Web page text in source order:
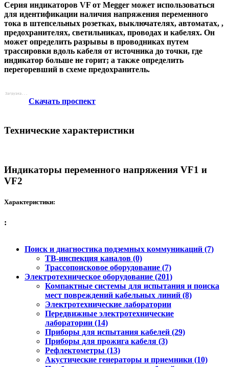
Серия индикаторов VF от Megger может использоваться
для идентификации наличия напряжения переменного
тока в штепсельных розетках, выключателях, автоматах, ,
предохранителях, светильниках, проводах и кабелях. Он
может определить разрывы в проводниках путем
трассировки вдоль кабеля от источника до точки, где
индикатор больше не горит; а также определить
перегоревший в схеме предохранитель.
Скачать проспект
Технические характеристики
Индикаторы переменного напряжения VF1 и
VF2
Характеристики:
:
Поиск и диагностика подземных коммуникаций (7)
ТВ-инспекция каналов (0)
Трассопоисковое оборудование (7)
Электротехническое оборудование (201)
Компактные системы для испытания и поиска
мест повреждений кабельных линий (8)
Электротехнические лаборатории
Передвижные электротехнические
лаборатории (14)
Приборы для испытания кабелей (29)
Приборы для прожига кабеля (3)
Рефлектометры (13)
Акустические генераторы и приемники (10)